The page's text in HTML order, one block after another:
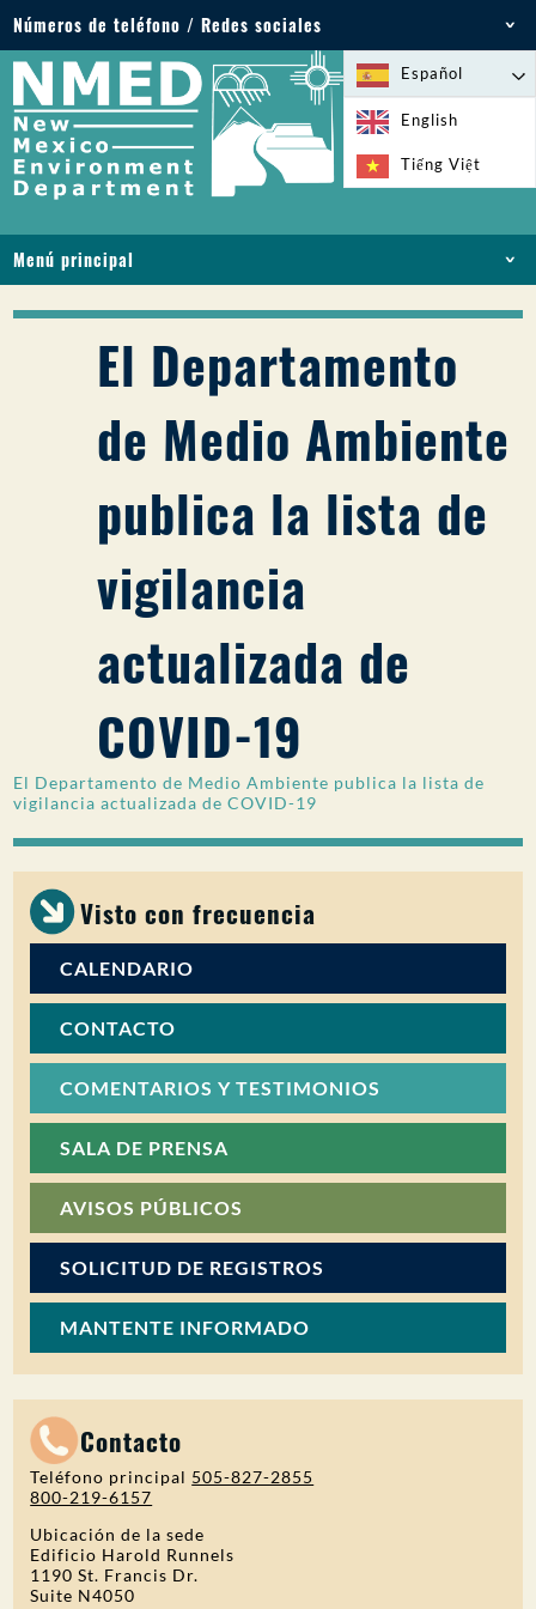
Números de teléfono / Redes sociales
Teléfono: 505-827-2855
1-800-219-6157
Emergencias medioambientales: 505-827-9329
(24 horas)
Español
English
Tiếng Việt
Menú principal
LICENCIAS Y PERMISOS
CUMPLIMIENTO Y EJECUCIÓN
PFAS EN NM
FINANCIACIÓN
SERVICIOS EN LÍNEA
BIBLIOTECA
PARTICIPACIÓN DEL PÚBLICO
El Departamento
de Medio Ambiente
publica la lista de
vigilancia
actualizada de
COVID-19
El Departamento de Medio Ambiente publica la lista de
vigilancia actualizada de COVID-19
Visto con frecuencia
CALENDARIO
CONTACTO
COMENTARIOS Y TESTIMONIOS
SALA DE PRENSA
AVISOS PÚBLICOS
SOLICITUD DE REGISTROS
MANTENTE INFORMADO
Contacto
Teléfono principal 505-827-2855
800-219-6157
Ubicación de la sede
Edificio Harold Runnels
1190 St. Francis Dr.
Suite N4050